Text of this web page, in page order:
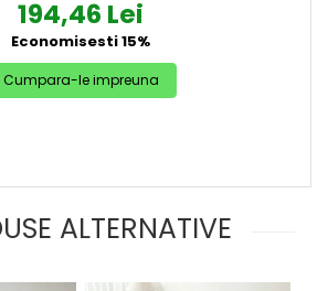
194,46 Lei
Economisesti 15%
Cumpara-le impreuna
ALTERNATIVE